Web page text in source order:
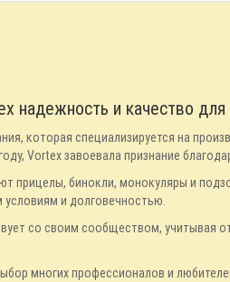
надежность и качество
которая специализируется на
Vortex завоевала признание
прицелы, бинокли, монокуляры и
и долговечностью.
со своим сообществом, учитывая
многих профессионалов и